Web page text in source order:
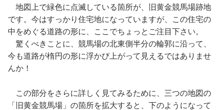
地図上で緑色に点滅している箇所が、旧黄金競馬場跡地
です。今はすっかり住宅地になっていますが、この住宅の
中をめぐる道路の形に、ここでちょっとご注目下さい。
驚くべきことに、競馬場の北東側半分の輪郭に沿って、
今も道路が楕円の形に浮かび上がって見えるではありませ
んか！
この部分をさらに詳しく見てみるために、三つの地図の
「旧黄金競馬場」の箇所を拡大すると、下のようになって